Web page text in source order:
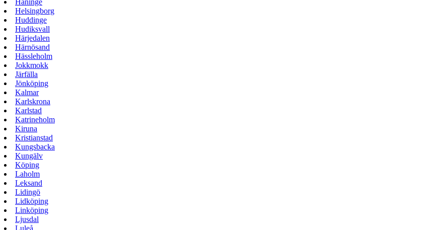
Haninge
Helsingborg
Huddinge
Hudiksvall
Härjedalen
Härnösand
Hässleholm
Jokkmokk
Järfälla
Jönköping
Kalmar
Karlskrona
Karlstad
Katrineholm
Kiruna
Kristianstad
Kungsbacka
Kungälv
Köping
Laholm
Leksand
Lidingö
Lidköping
Linköping
Ljusdal
Luleå